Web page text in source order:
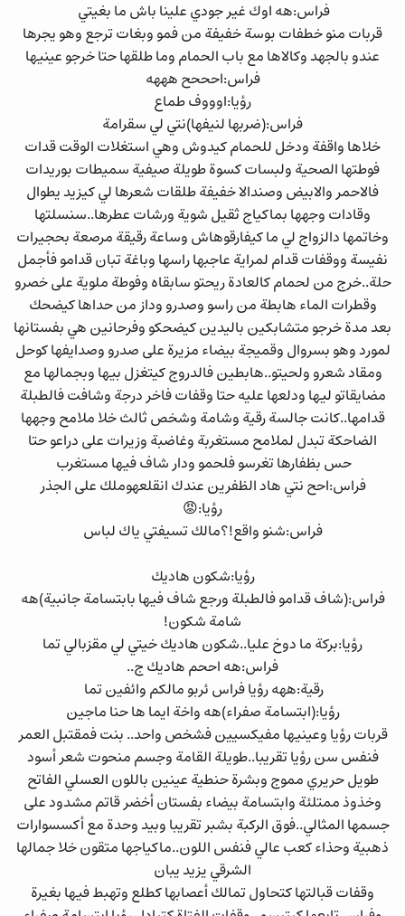
فراس:هه اوك غير جودي علينا باش ما بغيتي
قربات منو خطفات بوسة خفيفة من فمو وبغات ترجع وهو يجرها
عندو بالجهد وكالاها مع باب الحمام وما طلقها حتا خرجو عينيها
فراس:احححح هههه
رؤيا:اوووف طماع
فراس:(ضربها لنيفها)نتي لي سقرامة
خلاها واقفة ودخل للحمام كيدوش وهي استغلات الوقت قدات
فوطتها الصحية ولبسات كسوة طويلة صيفية سميطات بوريدات
فالاحمر والابيض وصندالا خفيفة طلقات شعرها لي كيزيد يطوال
وقادات وجهها بماكياج ثقيل شوية ورشات عطرها..سنسلتها
وخاتمها دالزواج لي ما كيفارقوهاش وساعة رقيقة مرصعة بحجيرات
نفيسة ووقفات قدام لمراية عاجبها راسها وباغة تبان قدامو فأجمل
حلة..خرج من لحمام كالعادة ريحتو سابقاه وفوطة ملوية على خصرو
وقطرات الماء هابطة من راسو وصدرو وداز من حداها كيضحك
بعد مدة خرجو متشابكين باليدين كيضحكو وفرحانين هي بفستانها
لمورد وهو بسروال وقميجة بيضاء مزيرة على صدرو وصدايفها كوحل
ومقاد شعرو ولحيتو..هابطين فالدروج كيتغزل بيها وبجمالها مع
مضايقاتو ليها ودلعها عليه حتا وقفات فاخر درجة وشافت فالطبلة
قدامها..كانت جالسة رقية وشامة وشخص ثالث خلا ملامح وجهها
الضاحكة تبدل لملامح مستغربة وغاضبة وزيرات على دراعو حتا
حس بظفارها تغرسو فلحمو ودار شاف فيها مستغرب
فراس:احح نتي هاد الظفرين عندك انقلعهوملك على الجذر
رؤيا:😡
فراس:شنو واقع!؟مالك تسيفتي ياك لباس
رؤيا:شكون هاديك
فراس:(شاف قدامو فالطبلة ورجع شاف فيها بابتسامة جانبية)هه
شامة شكون!
رؤيا:بركة ما دوخ عليا..شكون هاديك خيتي لي مقزبالي تما
فراس:هه اححم هاديك ج..
رقية:ههه رؤيا فراس ئربو مالكم وائفين تما
رؤيا:(ابتسامة صفراء)هه واخة ايما ها حنا ماجين
قربات رؤيا وعينيها مفيكسيين فشخص واحد.. بنت فمقتبل العمر
فنفس سن رؤيا تقريبا..طويلة القامة وجسم منحوت شعر أسود
طويل حريري مموج وبشرة حنطية عينين باللون العسلي الفاتح
وخذوذ ممتلئة وابتسامة بيضاء بفستان أخضر قاتم مشدود على
جسمها المثالي..فوق الركبة بشبر تقريبا وبيد وحدة مع أكسسوارات
ذهبية وحذاء كعب عالي فنفس اللون..ماكياجها متقون خلا جمالها
الشرقي يزيد يبان
وقفات قبالتها كتحاول تمالك أعصابها كطلع وتهبط فيها بغيرة